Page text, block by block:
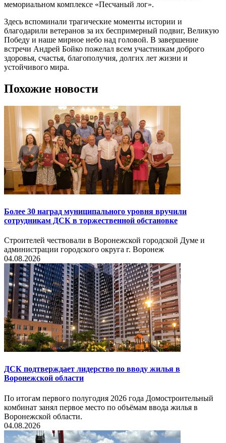
мемориальном комплексе «Песчаный лог».
Здесь вспоминали трагические моменты истории и
благодарили ветеранов за их беспримерный подвиг, Великую
Победу и наше мирное небо над головой. В завершение
встречи Андрей Бойко пожелал всем участникам доброго
здоровья, счастья, благополучия, долгих лет жизни и
устойчивого мира.
Похожие новости
Более 30 наград муниципального уровня вручили
сотрудникам ДСК в торжественной обстановке
Строителей чествовали в Воронежской городской Думе и
администрации городского округа г. Воронеж
04.08.2026
ДСК подтверждает лидерство по вводу жилья в
Воронежской области
По итогам первого полугодия 2026 года Домостроительный
комбинат занял первое место по объёмам ввода жилья в
Воронежской области.
04.08.2026